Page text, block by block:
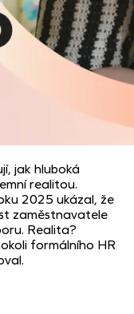
jak hluboká
realitou.
2025 ukázal, že
zaměstnavatele
Realita?
formálního HR